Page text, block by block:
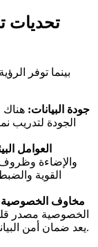
تحديات
بينما توفر
جودة البيانات: هناك
الجودة لتدريب
العوامل
والإضاءة وظروف
القوية
مخاوف
الخصوصية مصدر
يعد ضمان أمن البيانات والشفافية أمرًا ضروريًا لثقة الجمهور.